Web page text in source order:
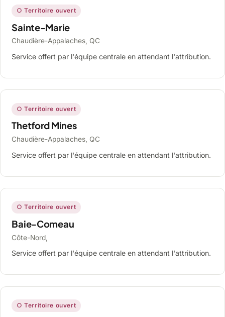
○ Territoire ouvert
Sainte-Marie
Chaudière-Appalaches, QC
Service offert par l'équipe centrale en attendant l'attribution.
○ Territoire ouvert
Thetford Mines
Chaudière-Appalaches, QC
Service offert par l'équipe centrale en attendant l'attribution.
○ Territoire ouvert
Baie-Comeau
Côte-Nord,
Service offert par l'équipe centrale en attendant l'attribution.
○ Territoire ouvert